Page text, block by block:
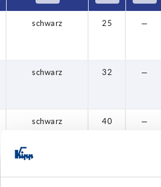
schwarz 25 —
schwarz 32 —
schwarz 40 —